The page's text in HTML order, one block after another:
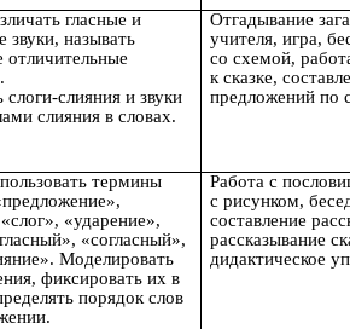
гласные и
звуки, называть
отличительные
слоги-слияния и звуки
слияния в словах.
Отгадывание
учителя, игра,
со схемой,
к сказке,
предложений по
термины
«ударение»,
«согласный»,
Моделировать
фиксировать их в
порядок слов
Работа с
с рисунком,
составление
рассказывание
дидактическое